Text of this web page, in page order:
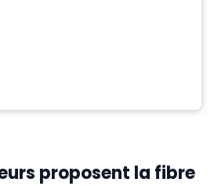
proposent la fibre